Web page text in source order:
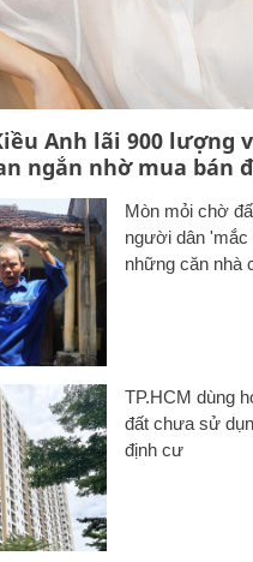
Anh lãi 900 lượng
ngắn nhờ mua bán
Mòn mỏi chờ
người dân 'mắc
những căn nhà
TP.HCM dùng
đất chưa sử
định cư